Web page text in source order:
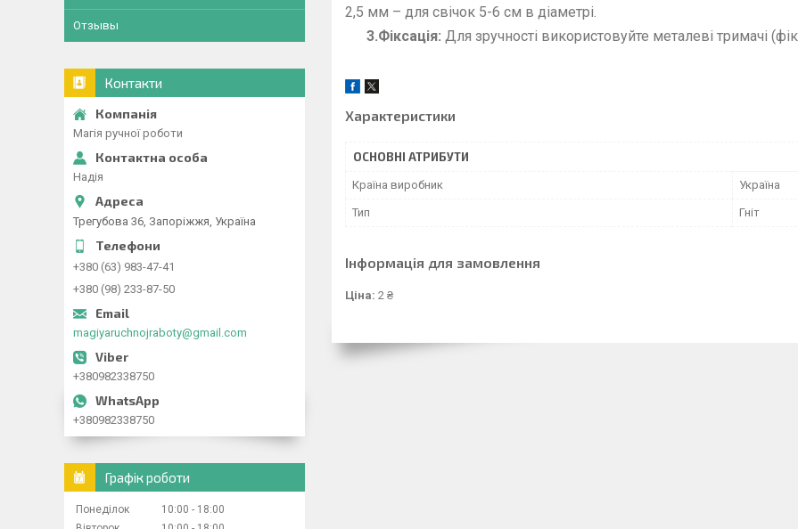
2,5 мм – для свічок 5-6 см в діаметрі.
3.Фіксація: Для зручності використовуйте металеві тримачі
Характеристики
ОСНОВНІ АТРИБУТИ
Країна виробник Україна
Тип Гніт
Інформація для замовлення
Ціна: 2 ₴
Отзывы
Контакти
Магія ручної роботи
Надія
Трегубова 36, Запоріжжя, Україна
+380 (63) 983-47-41
+380 (98) 233-87-50
magiyaruchnojraboty@gmail.com
+380982338750
+380982338750
Графік роботи
Понеділок 10:00
18:00